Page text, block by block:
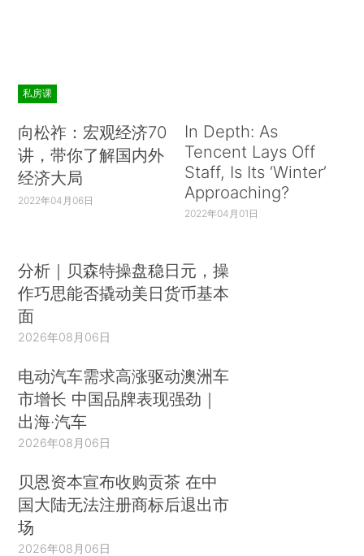
港本地的史实搜集和维护，加强历史教育，并争取
建立“香港抗日历史博物馆”，让年轻一代以史为
鉴，警惕军国主义。
（来源：中国新闻网）
私房课
向松祚：宏观经济70
讲，带你了解国内外
经济大局
2022年04月06日
In Depth: As
Tencent Lays Off
Staff, Is Its ‘Winter’
Approaching?
2022年04月01日
分析｜贝森特操盘稳日元，操
作巧思能否撬动美日货币基本
面
2026年08月06日
电动汽车需求高涨驱动澳洲车
市增长 中国品牌表现强劲｜
出海·汽车
2026年08月06日
贝恩资本宣布收购贡茶 在中
国大陆无法注册商标后退出市
场
2026年08月06日